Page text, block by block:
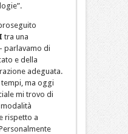
tra una
parlavamo di
e della
adeguata.
ma oggi
mi trovo di
rispetto a